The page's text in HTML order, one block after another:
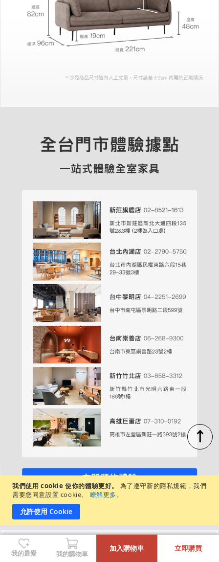
我們使用 cookie 使你的體驗更好。
為了遵守新的隱私規範，我們
需要您同意設置 cookie。
瞭解更多。
允許使用 Cookie
週一至週日，每日營業時間：11:00－20:00
各店展示商品不盡相同，建議先致電/私訊詢問
沙發/腳凳清潔
↑
我的最愛 我的購物車
加入購物車 立即購買
+
-